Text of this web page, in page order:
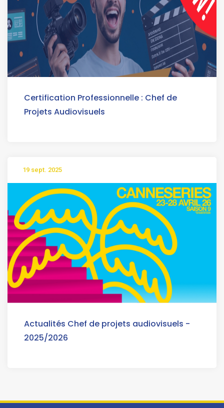
Certification Professionnelle : Chef de
Projets Audiovisuels
19 sept. 2025
Actualités Chef de projets audiovisuels -
2025/2026